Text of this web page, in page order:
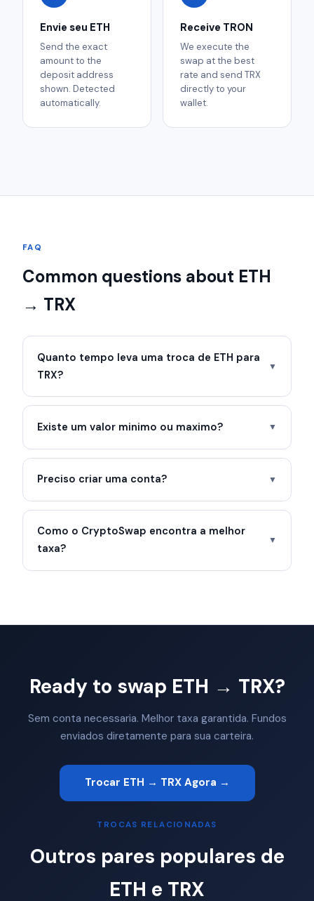
Envie seu ETH
Send the exact
amount to the
deposit address
shown. Detected
automatically.
Receive TRON
We execute the
swap at the best
rate and send TRX
directly to your
wallet.
FAQ
Common questions about ETH
→ TRX
Quanto tempo leva uma troca de ETH para
TRX?
▼
Existe um valor minimo ou maximo? ▼
Preciso criar uma conta? ▼
Como o CryptoSwap encontra a melhor
taxa?
▼
Ready to swap ETH → TRX?
Sem conta necessaria. Melhor taxa garantida. Fundos
enviados diretamente para sua carteira.
Trocar ETH → TRX Agora →
TROCAS RELACIONADAS
Outros pares populares de
ETH e TRX